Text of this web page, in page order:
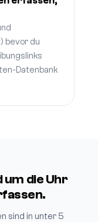
bevor du
Datenbank
um die Uhr
sind in unter 5